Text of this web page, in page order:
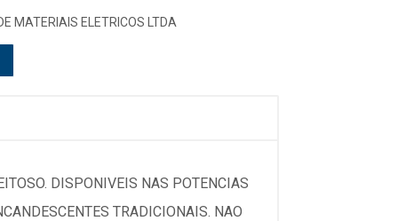
MATERIAIS ELETRICOS LTDA
DISPONIVEIS NAS POTENCIAS
TRADICIONAIS. NAO